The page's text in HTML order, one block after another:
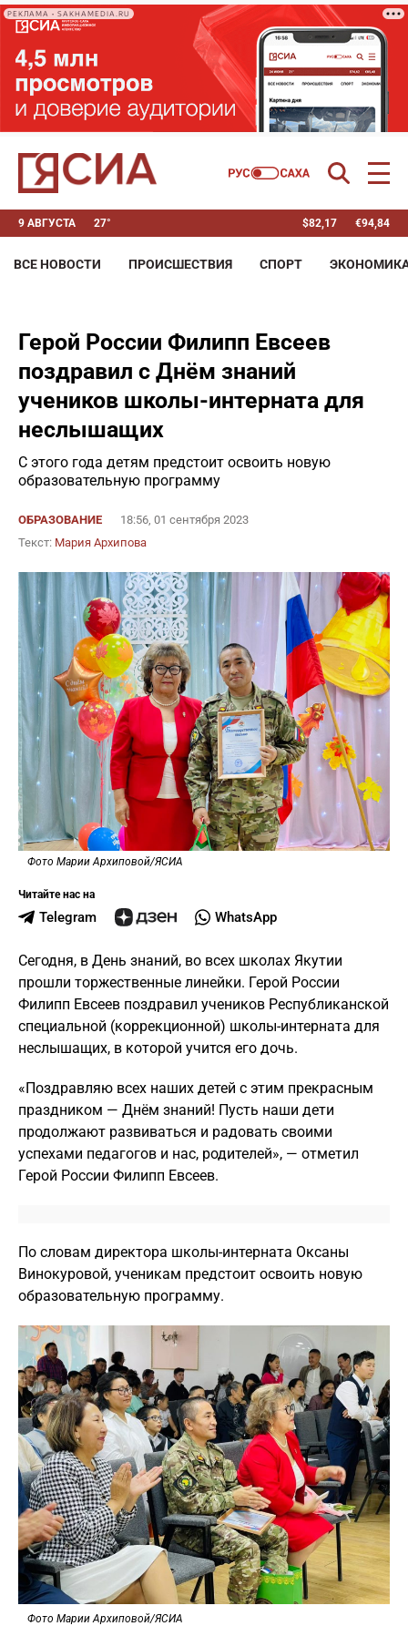
РЕКЛАМА • SAKHAMEDIA.RU
9 АВГУСТА 27° $82,17 €94,84
ВСЕ НОВОСТИ ПРОИСШЕСТВИЯ СПОРТ
Герой России Филипп Евсеев
поздравил с Днём знаний
учеников школы-интерната для
неслышащих
С этого года детям предстоит освоить новую
образовательную программу
ОБРАЗОВАНИЕ
18:56, 01 сентября 2023
Текст: Мария Архипова
Фото Марии Архиповой/ЯСИА
Читайте нас на
Telegram WhatsApp
Сегодня, в День знаний, во всех школах Якутии
прошли торжественные линейки. Герой России
Филипп Евсеев поздравил учеников Республиканской
специальной (коррекционной) школы-интерната для
неслышащих, в которой учится его дочь.
«Поздравляю всех наших детей с этим прекрасным
праздником — Днём знаний! Пусть наши дети
продолжают развиваться и радовать своими
успехами педагогов и нас, родителей», — отметил
Герой России Филипп Евсеев.
По словам директора школы-интерната Оксаны
Винокуровой, ученикам предстоит освоить новую
образовательную программу.
Фото Марии Архиповой/ЯСИА